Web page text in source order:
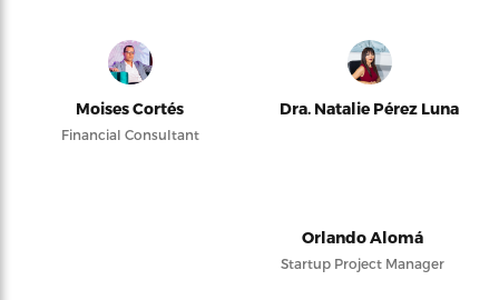
Moises Cortés
Financial Consultant
Dra. Natalie Pérez Luna
Orlando Alomá
Startup Project Manager